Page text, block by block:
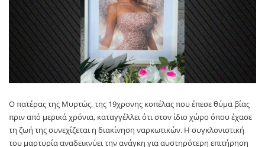
Ο πατέρας της Μυρτώς, της 19χρονης κοπέλας που έπεσε θύμα βίας
πριν από μερικά χρόνια, καταγγέλλει ότι στον ίδιο χώρο όπου έχασε
τη ζωή της συνεχίζεται η διακίνηση ναρκωτικών. Η συγκλονιστική
του μαρτυρία αναδεικνύει την ανάγκη για αυστηρότερη επιτήρηση